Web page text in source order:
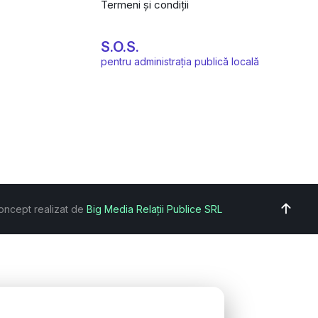
Termeni și condiții
S.O.S.
pentru administrația publică locală
realizat de Big Media Relații Publice SRL